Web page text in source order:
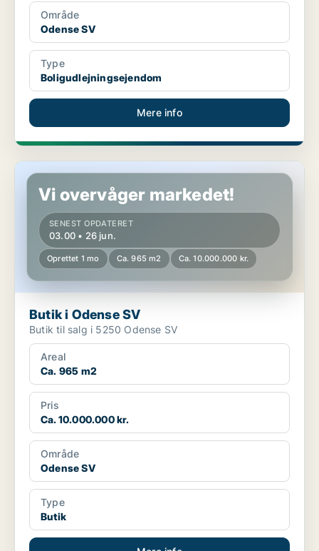
Område
Odense SV
Type
Boligudlejningsejendom
Mere info
Butik i Odense SV
Vi overvåger markedet!
SENEST OPDATERET
03.00 • 26 jun.
Oprettet 1 mo Ca. 965 m2 Ca. 10.000.000 kr.
Butik i Odense SV
Butik til salg i 5250 Odense SV
Areal
Ca. 965 m2
Pris
Ca. 10.000.000 kr.
Område
Odense SV
Type
Butik